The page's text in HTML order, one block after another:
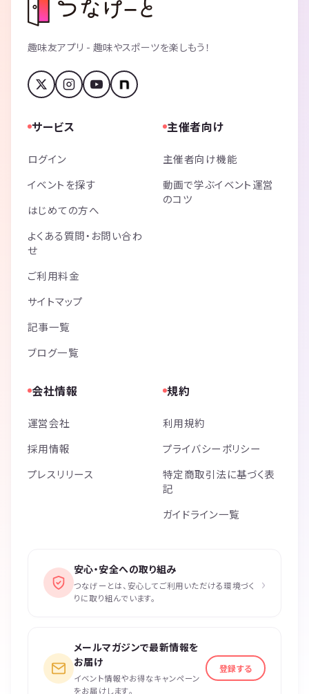
趣味友アプリ - 趣味やスポーツを楽しもう！
サービス
ログイン
イベントを探す
はじめての方へ
よくある質問・お問い合わ
せ
ご利用料金
サイトマップ
記事一覧
ブログ一覧
主催者向け
主催者向け機能
動画で学ぶイベント運営
のコツ
会社情報
運営会社
採用情報
プレスリリース
規約
利用規約
プライバシーポリシー
特定商取引法に基づく表
記
ガイドライン一覧
安心・安全への取り組み
つなげーとは、安心してご利用いただける環境づく
りに取り組んでいます。
›
メールマガジンで最新情報を
お届け
イベント情報やお得なキャンペーン
をお届けします。
登録する